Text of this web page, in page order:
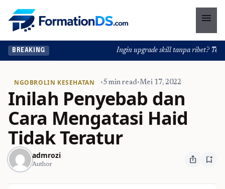
menu
BREAKING Ingin upgrade skill tanpa ribet?
NGOBROLIN KESEHATAN •5 min read•Mei 17, 2022
Inilah Penyebab dan
Cara Mengatasi Haid
Tidak Teratur
admrozi
Author ios_share bookmark_add